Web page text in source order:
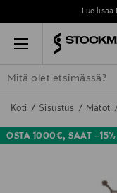
Lue
Menu
ETSI KAIKKI NAISET
Koti Sisustus Matot
OSTA 1000€, SAAT –15%